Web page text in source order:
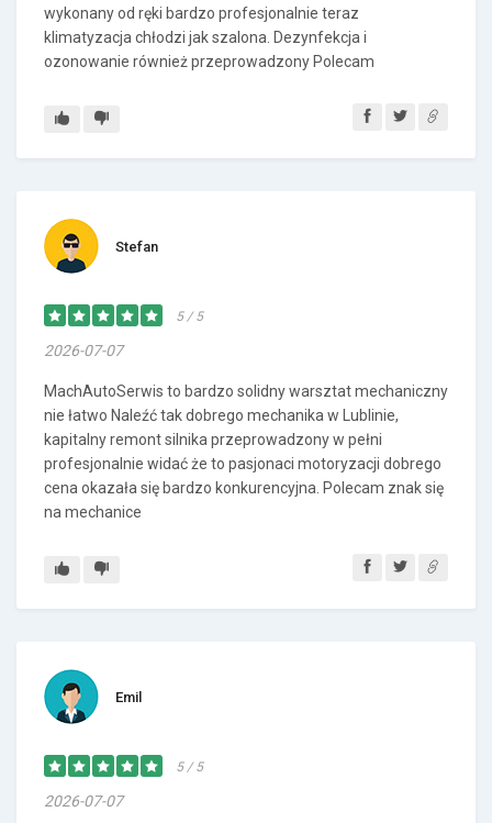
wykonany od ręki bardzo profesjonalnie teraz
klimatyzacja chłodzi jak szalona. Dezynfekcja i
ozonowanie również przeprowadzony Polecam
Stefan
5 / 5
2026-07-07
MachAutoSerwis to bardzo solidny warsztat mechaniczny
nie łatwo Naleźć tak dobrego mechanika w Lublinie,
kapitalny remont silnika przeprowadzony w pełni
profesjonalnie widać że to pasjonaci motoryzacji dobrego
cena okazała się bardzo konkurencyjna. Polecam znak się
na mechanice
Emil
5 / 5
2026-07-07